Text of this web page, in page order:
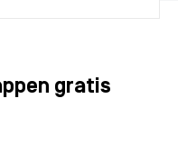
gratis